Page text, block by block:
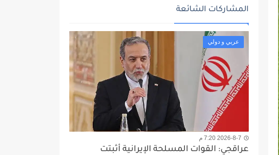
المشاركات الشائعة
عربي و دولي
2026-8-7 7:20 م
عراقجي: القوات المسلحة الإيرانية أثبتت